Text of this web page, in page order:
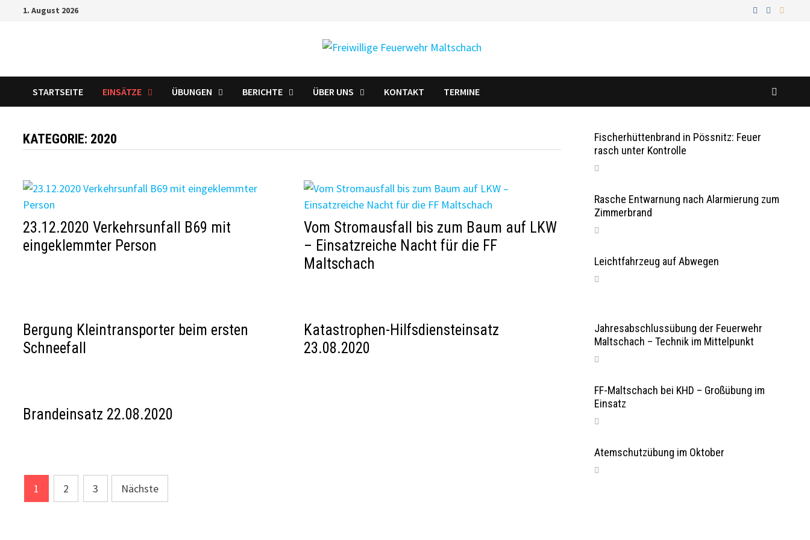
1. August 2026
STARTSEITE EINSÄTZE ÜBUNGEN BERICHTE ÜBER UNS KONTAKT TERMINE
KATEGORIE: 2020
23.12.2020 Verkehrsunfall B69 mit
eingeklemmter Person
Vom Stromausfall bis zum Baum auf LKW
– Einsatzreiche Nacht für die FF
Maltschach
Bergung Kleintransporter beim ersten
Schneefall
Katastrophen-Hilfsdiensteinsatz
23.08.2020
Brandeinsatz 22.08.2020
Seitennummerierung
der
1 2 3 Nächste
Fischerhüttenbrand in Pössnitz: Feuer
rasch unter Kontrolle
Rasche Entwarnung nach Alarmierung zum
Zimmerbrand
Leichtfahrzeug auf Abwegen
Jahresabschlussübung der Feuerwehr
Maltschach – Technik im Mittelpunkt
FF-Maltschach bei KHD – Großübung im
Einsatz
Atemschutzübung im Oktober